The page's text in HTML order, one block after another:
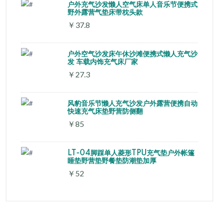
户外充气沙发懒人空气床单人音乐节便携式
野外露营气垫床带枕头款
￥37.8
户外空气沙发床午休沙滩便携式懒人充气沙
发 车载内饰充气床厂家
￥27.3
风豹音乐节懒人充气沙发户外露营便携自动
快速充气床垫野营防侧翻
￥85
LT-04脚踩单人菱形TPU充气垫户外帐篷
睡垫野营垫野餐垫防潮垫加厚
￥52